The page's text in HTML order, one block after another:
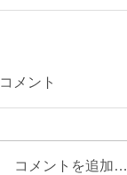
コメント
コメントを追加…